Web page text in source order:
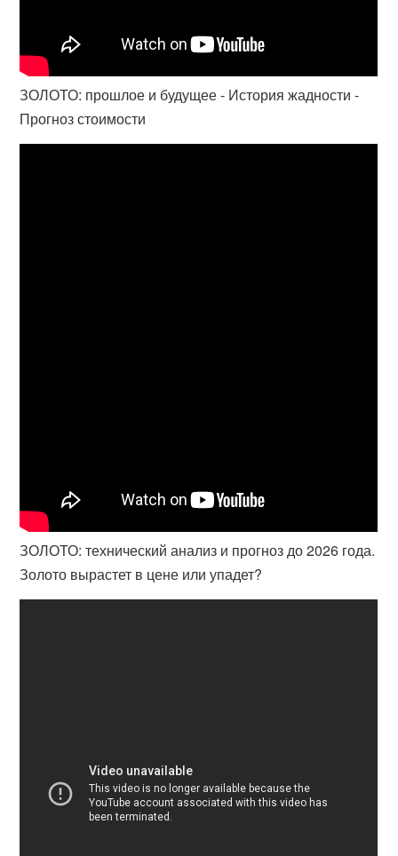
ЗОЛОТО: прошлое и будущее - История жадности -
Прогноз стоимости
ЗОЛОТО: технический анализ и прогноз до 2026 года.
Золото вырастет в цене или упадет?